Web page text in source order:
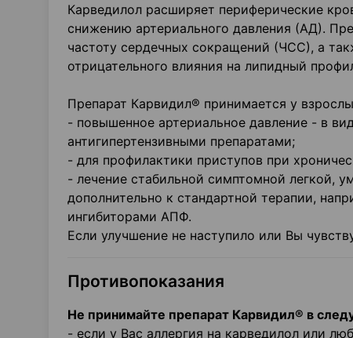
Карведилол расширяет периферические
снижению артериального давления (АД).
частоту сердечных сокращений (ЧСС), а
отрицательного влияния на липидный
Препарат Карвидил® принимается у
- повышенное артериальное давление - в
антигипертензивными препаратами;
- для профилактики приступов при
- лечение стабильной симптомной легкой,
дополнительно к стандартной терапии,
ингибиторами АПФ.
Если улучшение не наступило или Вы
Противопоказания
Не принимайте препарат Карвидил® в
- если у Вас аллергия на карведилол или